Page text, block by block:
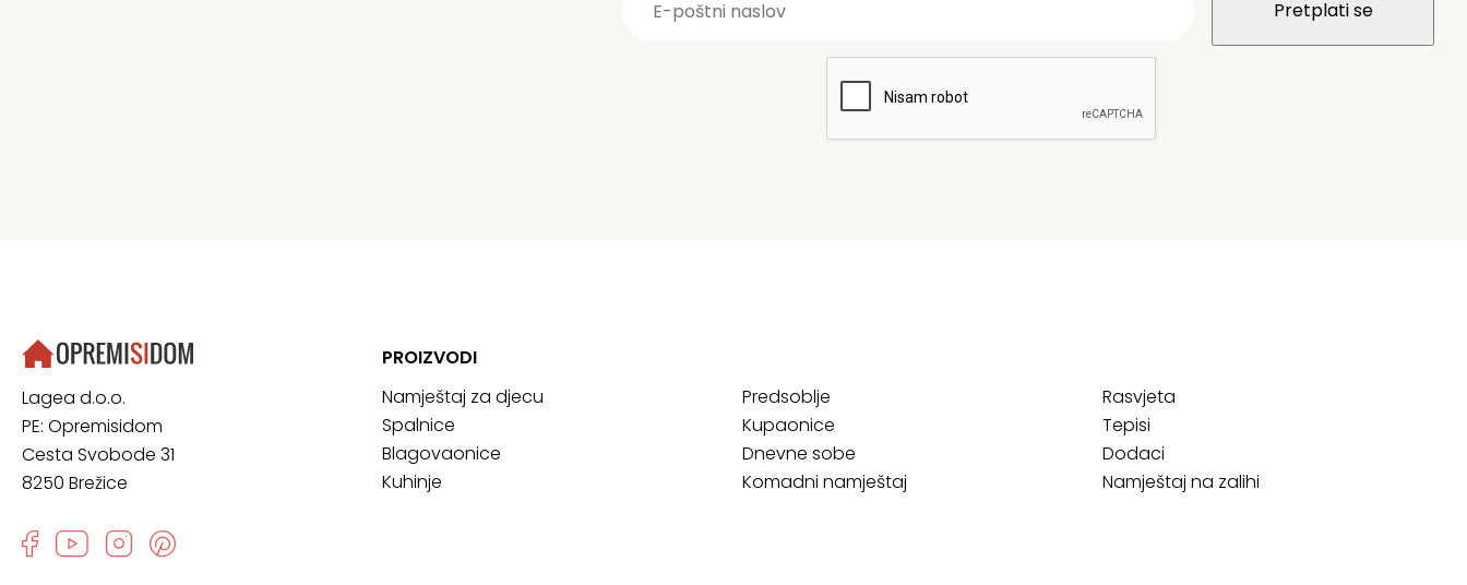
Lagea d.o.o.
PE: Opremisidom
Cesta Svobode 31
8250 Brežice
PROIZVODI
Namještaj za djecu
Spalnice
Blagovaonice
Kuhinje
Predsoblje
Kupaonice
Dnevne sobe
Komadni namještaj
Rasvjeta
Tepisi
Dodaci
Namještaj na zalihi